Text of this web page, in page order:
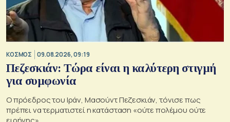
ΚΟΣΜΟΣ 09.08.2026, 09:19
Πεζεσκιάν: Τώρα είναι η καλύτερη στιγμή
για συμφωνία
Ο πρόεδρος του Ιράν, Μασούντ Πεζεσκιάν, τόνισε πως
πρέπει να τερματιστεί η κατάσταση «ούτε πολέμου ούτε